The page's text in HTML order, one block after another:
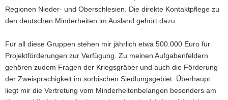
Regionen Nieder- und Oberschlesien. Die direkte Kontaktpflege zu
den deutschen Minderheiten im Ausland gehört dazu.
Für all diese Gruppen stehen mir jährlich etwa 500.000 Euro für
Projektförderungen zur Verfügung. Zu meinen Aufgabenfeldern
gehören zudem Fragen der Kriegsgräber und auch die Förderung
der Zweisprachigkeit im sorbischen Siedlungsgebiet. Überhaupt
liegt mir die Vertretung vom Minderheitenbelangen besonders am